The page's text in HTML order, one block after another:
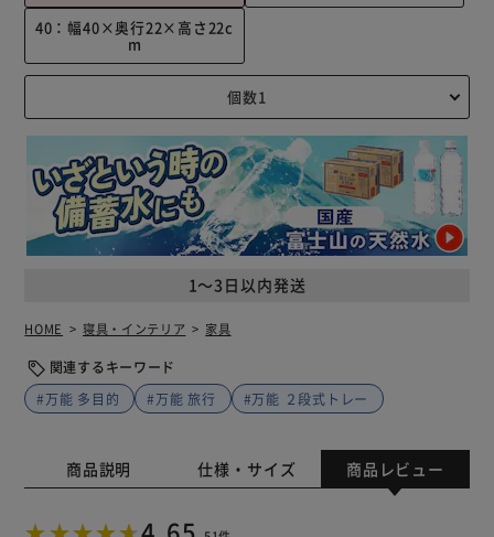
40：幅40×奥行22×高さ22c
m
1～3日以内発送
HOME 寝具・インテリア 家具
関連するキーワード
#万能 多目的
#万能 旅行 #万能 ２段式トレー
商品説明 仕様・サイズ 商品レビュー